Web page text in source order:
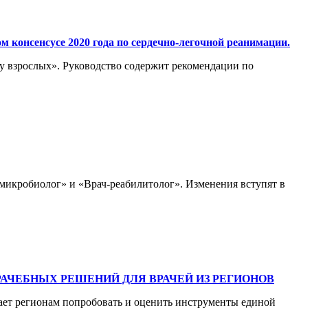
2020 года по сердечно-легочной реанимации.
Руководство содержит рекомендации по
и «Врач-реабилитолог». Изменения вступят в
РЕШЕНИЙ ДЛЯ ВРАЧЕЙ ИЗ РЕГИОНОВ
регионам попробовать и оценить инструменты единой